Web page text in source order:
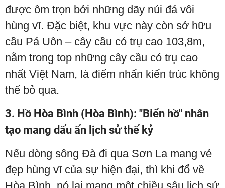
được ôm trọn bởi những dãy núi đá vôi
hùng vĩ. Đặc biệt, khu vực này còn sở hữu
cầu Pá Uôn – cây cầu có trụ cao 103,8m,
nằm trong top những cây cầu có trụ cao
nhất Việt Nam, là điểm nhấn kiến trúc không
thể bỏ qua.
3. Hồ Hòa Bình (Hòa Bình): "Biển hồ" nhân
tạo mang dấu ấn lịch sử thế kỷ
Nếu dòng sông Đà đi qua Sơn La mang vẻ
đẹp hùng vĩ của sự hiện đại, thì khi đổ về